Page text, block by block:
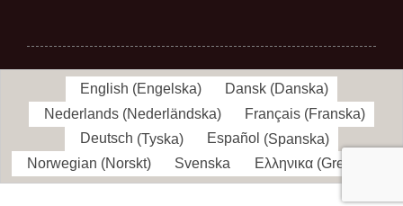
English (Engelska) Dansk (Danska)
Nederlands(Nederländska) Français(Franska)
Deutsch (Tyska) Español (Spanska)
Norwegian (Norskt) Svenska Ελληνικα(Grekiska